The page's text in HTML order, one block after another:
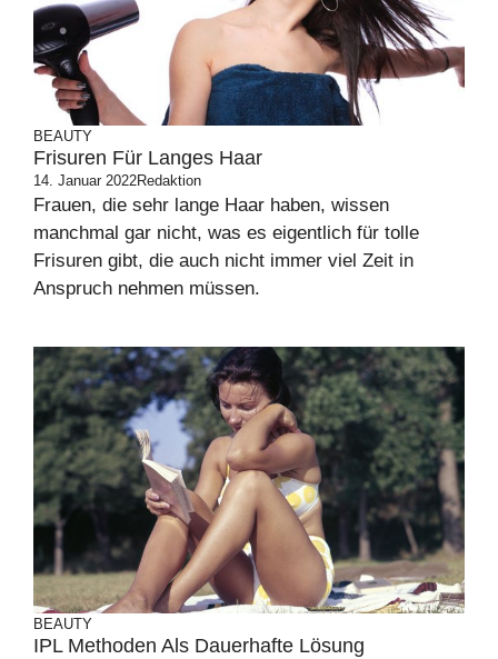
BEAUTY
Frisuren Für Langes Haar
14. Januar 2022Redaktion
Frauen, die sehr lange Haar haben, wissen
manchmal gar nicht, was es eigentlich für tolle
Frisuren gibt, die auch nicht immer viel Zeit in
Anspruch nehmen müssen.
BEAUTY
IPL Methoden Als Dauerhafte Lösung